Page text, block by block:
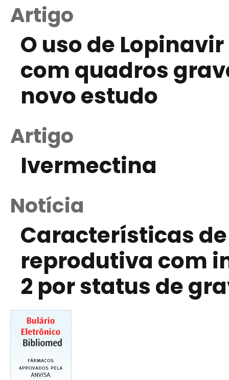
Artigo
O uso de
com quadros
novo estudo
Artigo
Ivermectina
Notícia
Características
reprodutiva com
2 por status de